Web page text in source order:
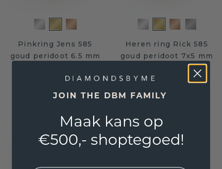
Pinkring Jens 585
goud peridoot 6.5 mm
€ 1.875,-
Heren ring Rick 585
goud peridoot 7x5 mm
€ 1.231,20 € 1.539,-
JOIN THE DBM FAMILY
Maak kans op
€500,- shoptegoed!